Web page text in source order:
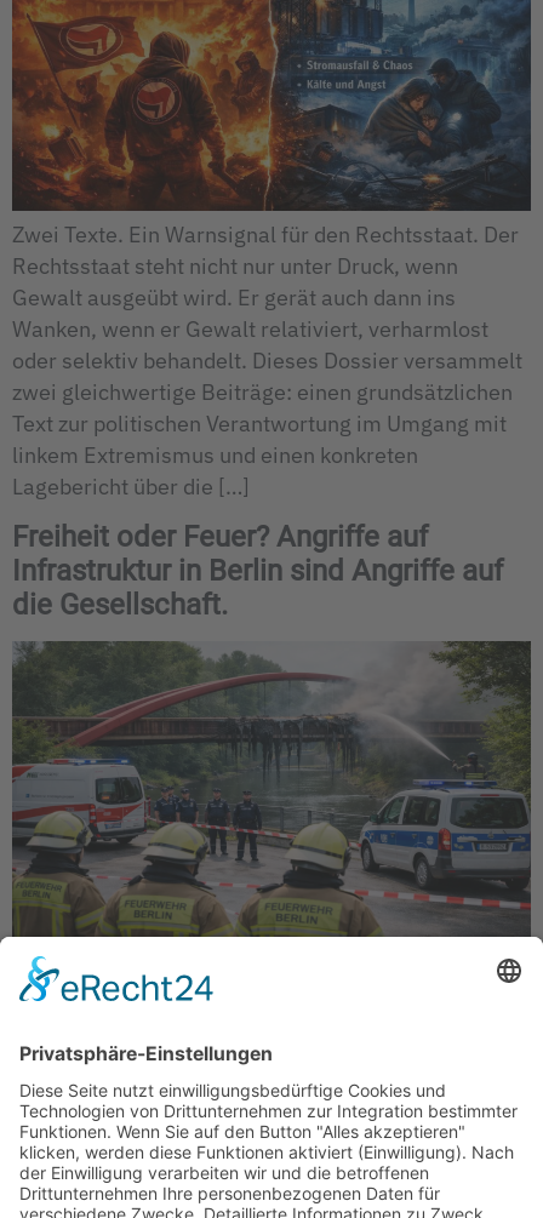
Zwei Texte. Ein Warnsignal für den Rechtsstaat. Der
Rechtsstaat steht nicht nur unter Druck, wenn
Gewalt ausgeübt wird. Er gerät auch dann ins
Wanken, wenn er Gewalt relativiert, verharmlost
oder selektiv behandelt. Dieses Dossier versammelt
zwei gleichwertige Beiträge: einen grundsätzlichen
Text zur politischen Verantwortung im Umgang mit
linkem Extremismus und einen konkreten
Lagebericht über die […]
Freiheit oder Feuer? Angriffe auf
Infrastruktur in Berlin sind Angriffe auf
die Gesellschaft.
Warum Linksextremismus kein Randproblem mehr
Wer Stromleitungen anzündet, diskutiert nicht. Wer
zehntausende Haushalte im Winter ins Dunkle stößt,
will nicht überzeugen, er will zwingen. Der jüngste
Brandanschlag auf die Stromversorgung in Berlin ist
deshalb kein „Vorfall“, kein „Protest“ und keine